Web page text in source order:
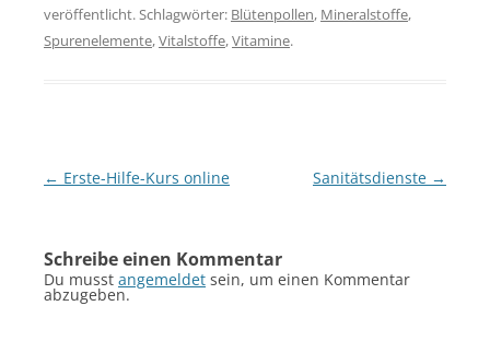
veröffentlicht. Schlagwörter: Blütenpollen, Mineralstoffe,
Spurenelemente,Vitalstoffe,Vitamine.
Beitragsnavigation
← Erste-Hilfe-Kurs online Sanitätsdienste →
Schreibe einen Kommentar
Du musst angemeldet sein, um einen Kommentar
abzugeben.